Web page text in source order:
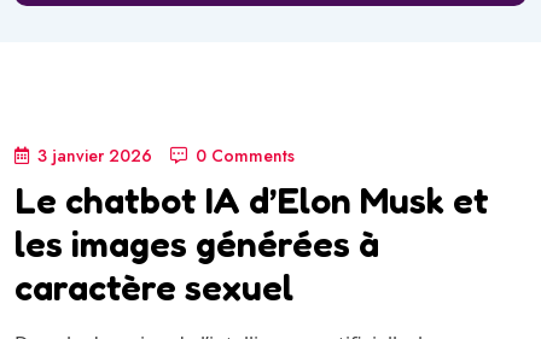
3 janvier 2026 0 Comments
Le chatbot IA d’Elon Musk et
les images générées à
caractère sexuel